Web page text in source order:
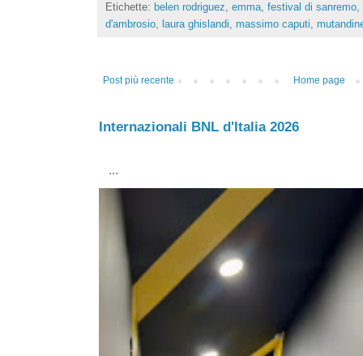
Etichette: belen rodriguez, emma, festival di sanremo,
d'ambrosio, laura ghislandi, massimo caputi,
Post più recente Home page
Internazionali BNL d'Italia 2026
...